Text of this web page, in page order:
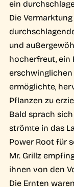
ein
Die
und
hocherfreut, ein
erschwinglichen
ermöglichte,
Pflanzen zu
Bald sprach
strömte in das
Power Root für
Mr. Grillz
ihnen von den
Die Ernten